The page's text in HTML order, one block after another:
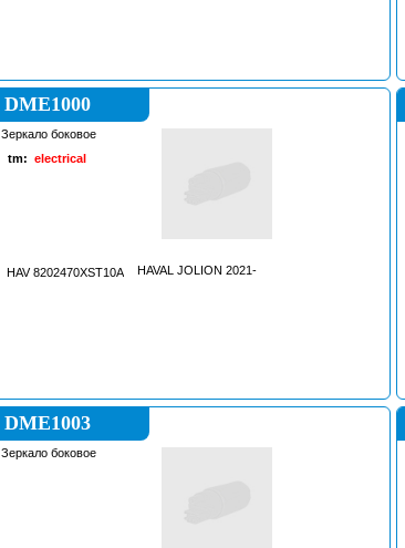
DME1000
Зеркало боковое
tm: electrical
HAV 8202470XST10A HAVAL JOLION 2021-
DME1003
Зеркало боковое